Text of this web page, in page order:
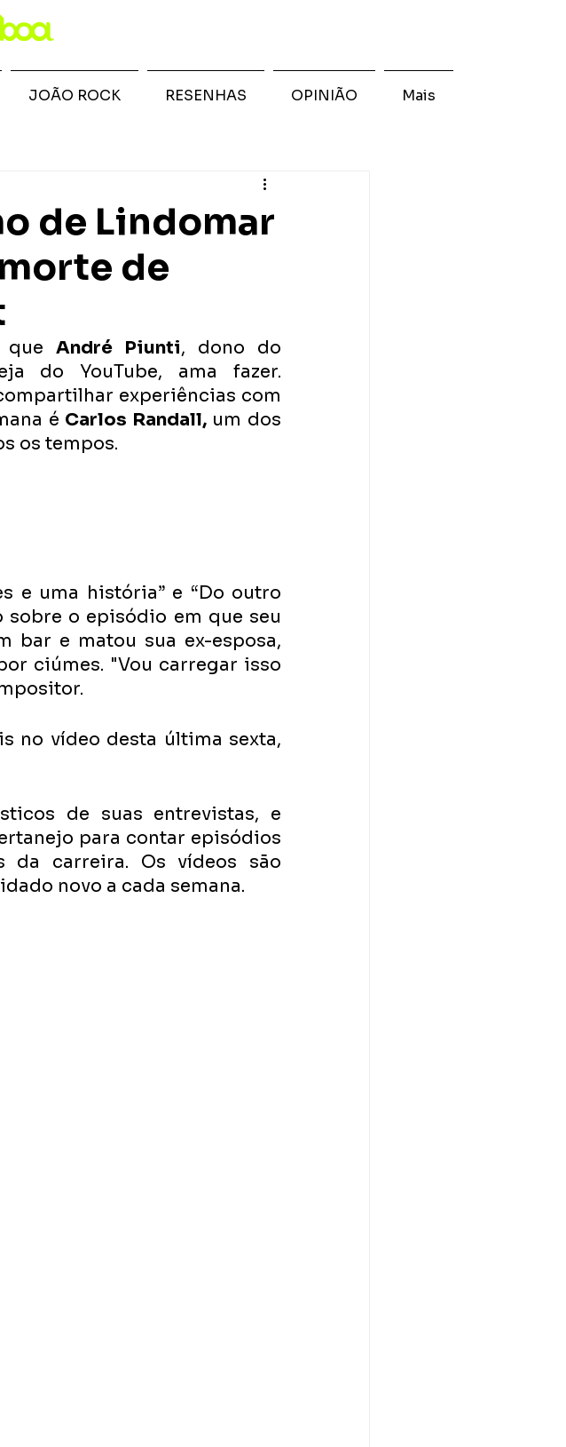
de Lindomar
de
que André Piunti, dono do
do YouTube, ama fazer.
experiências com
é Carlos Randall, um dos
os tempos.
e uma história” e “Do outro
o episódio em que seu
bar e matou sua ex-esposa,
ciúmes. "Vou carregar isso
no vídeo desta última sexta,
de suas entrevistas, e
para contar episódios
da carreira. Os vídeos são
novo a cada semana.
JOÃO ROCK RESENHAS OPINIÃO Mais